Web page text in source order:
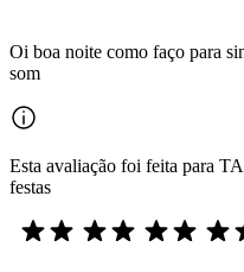
Oi boa noite como faço para
som
Esta avaliação foi feita para
festas